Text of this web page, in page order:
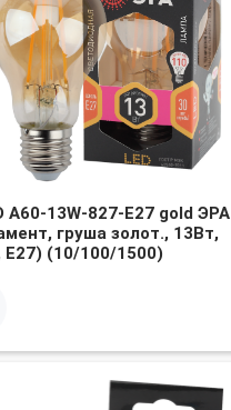
A60-13W-827-E27 gold ЭРА
груша золот., 13Вт,
Е27) (10/100/1500)